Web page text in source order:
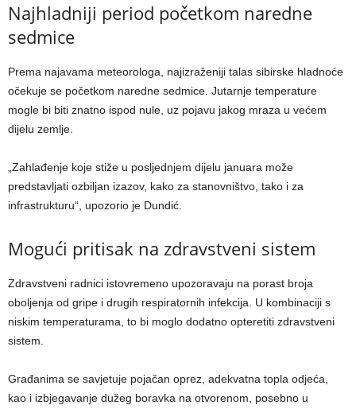
Najhladniji period početkom naredne
sedmice
Prema najavama meteorologa, najizraženiji talas sibirske hladnoće
očekuje se početkom naredne sedmice. Jutarnje temperature
mogle bi biti znatno ispod nule, uz pojavu jakog mraza u većem
dijelu zemlje.
„Zahlađenje koje stiže u posljednjem dijelu januara može
predstavljati ozbiljan izazov, kako za stanovništvo, tako i za
infrastrukturu“, upozorio je Dundić.
Mogući pritisak na zdravstveni sistem
Zdravstveni radnici istovremeno upozoravaju na porast broja
oboljenja od gripe i drugih respiratornih infekcija. U kombinaciji s
niskim temperaturama, to bi moglo dodatno opteretiti zdravstveni
sistem.
Građanima se savjetuje pojačan oprez, adekvatna topla odjeća,
kao i izbjegavanje dužeg boravka na otvorenom, posebno u